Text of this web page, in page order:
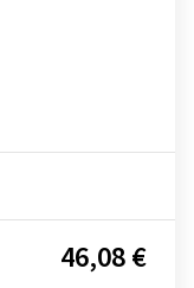
46,08 €